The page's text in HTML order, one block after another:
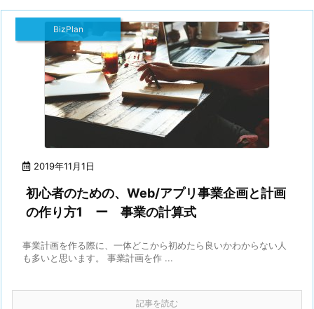
2019年11月1日
BizPlan
初心者のための、Web/アプリ事業企画と計画
の作り方1 ー 事業の計算式
事業計画を作る際に、一体どこから初めたら良いかわからない人
も多いと思います。 事業計画を作 ...
記事を読む